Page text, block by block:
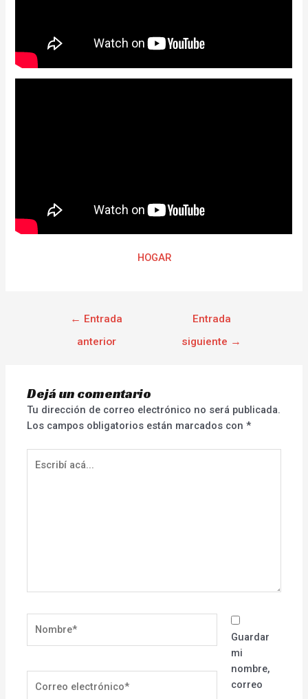
HOGAR
← Entrada
anterior
Entrada
siguiente →
Dejá un comentario
Tu dirección de correo electrónico no será publicada.
Los campos obligatorios están marcados con*
acá...
electrónico*
Guardar
mi
nombre,
correo